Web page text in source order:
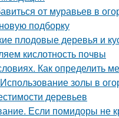
от муравьев в
подборку
плодовые деревья и
кислотность почвы
Как определить
золы в
деревьев
Если помидоры не